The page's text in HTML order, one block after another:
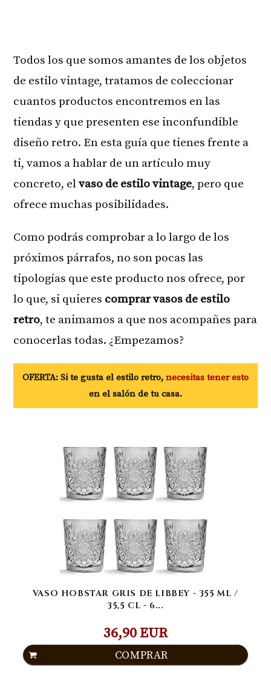
Todos los que somos amantes de los objetos
de estilo vintage, tratamos de coleccionar
cuantos productos encontremos en las
tiendas y que presenten ese inconfundible
diseño retro. En esta guía que tienes frente a
ti, vamos a hablar de un artículo muy
concreto, elvaso de estilo vintage, pero que
ofrece muchas posibilidades.
Como podrás comprobar a lo largo de los
próximos párrafos, no son pocas las
tipologías que este producto nos ofrece, por
lo que, si quieres comprar vasos de estilo
retro, te animamos a que nos acompañes para
conocerlas todas. ¿Empezamos?
OFERTA: Si te gusta el estilo retro, necesitas tener esto
en el salón de tu casa.
VASO HOBSTAR GRIS DE LIBBEY - 355 ML /
35,5 CL - 6...
36,90 EUR
COMPRAR